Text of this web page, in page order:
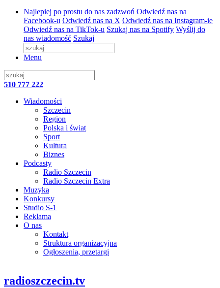
Najlepiej po prostu do nas zadzwoń Odwiedź nas na
Facebook-u Odwiedź nas na X Odwiedź nas na Instagram-ie
Odwiedź nas na TikTok-u Szukaj nas na Spotify Wyślij do
nas wiadomość Szukaj
Menu
510 777 222
Wiadomości
Szczecin
Region
Polska i świat
Sport
Kultura
Biznes
Podcasty
Radio Szczecin
Radio Szczecin Extra
Muzyka
Konkursy
Studio S-1
Reklama
O nas
Kontakt
Struktura organizacyjna
Ogłoszenia, przetargi
radioszczecin.tv